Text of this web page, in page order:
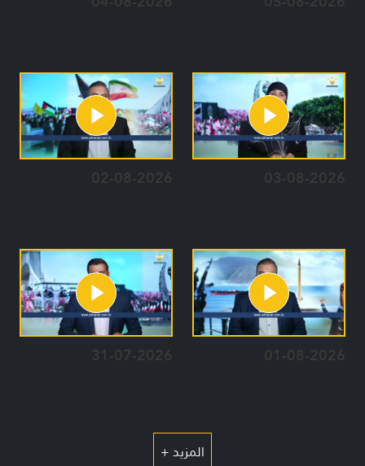
03-08-2026
02-08-2026
01-08-2026
31-07-2026
المزيد +